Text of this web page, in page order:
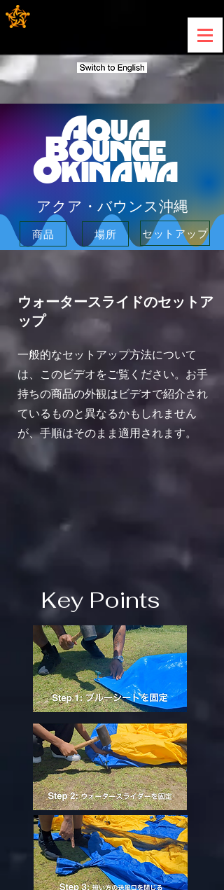
Aqua
Bounce
Okinawa
アクア・バウンス沖縄
商品 場所 セットアップ
ウォータースライドのセットア
ップ
一般的なセットアップ方法について
は、このビデオをご覧ください。お手
持ちの商品の外観はビデオで紹介され
ているものと異なるかもしれません
が、手順はそのまま適用されます。
Key Points